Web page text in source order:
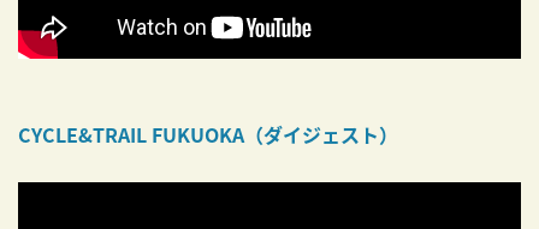
CYCLE&TRAIL FUKUOKA（ダイジェスト）